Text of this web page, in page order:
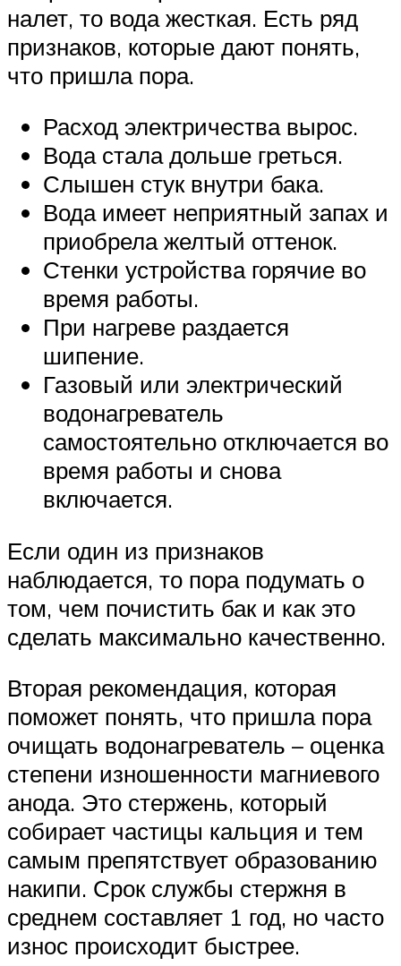
налет, то вода жесткая. Есть ряд
признаков, которые дают понять,
что пришла пора.
Расход электричества вырос.
Вода стала дольше греться.
Слышен стук внутри бака.
Вода имеет неприятный запах и
приобрела желтый оттенок.
Стенки устройства горячие во
время работы.
При нагреве раздается
шипение.
Газовый или электрический
водонагреватель
самостоятельно отключается во
время работы и снова
включается.
Если один из признаков
наблюдается, то пора подумать о
том, чем почистить бак и как это
сделать максимально качественно.
Вторая рекомендация, которая
поможет понять, что пришла пора
очищать водонагреватель – оценка
степени изношенности магниевого
анода. Это стержень, который
собирает частицы кальция и тем
самым препятствует образованию
накипи. Срок службы стержня в
среднем составляет 1 год, но часто
износ происходит быстрее.